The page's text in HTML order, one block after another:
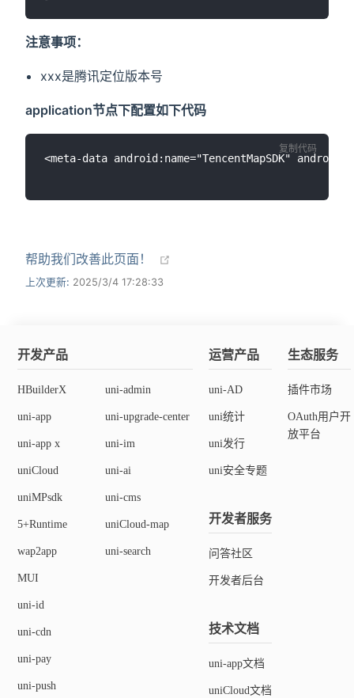
注意事项：
xxx是腾讯定位版本号
application节点下配置如下代码
<meta-data android:name="TencentMapSDK"
复制代码
帮助我们改善此页面！
上次更新: 2025/3/4 17:28:33
开发产品
HBuilderX
uni-app
uni-app x
uniCloud
uniMPsdk
5+Runtime
wap2app
MUI
uni-id
uni-cdn
uni-pay
uni-push
uni-admin
uni-upgrade-center
uni-im
uni-ai
uni-cms
uniCloud-map
uni-search
运营产品
uni-AD
uni统计
uni发行
uni安全专题
开发者服务
问答社区
开发者后台
技术文档
uni-app文档
uniCloud文档
生态服务
插件市场
OAuth用户开
放平台